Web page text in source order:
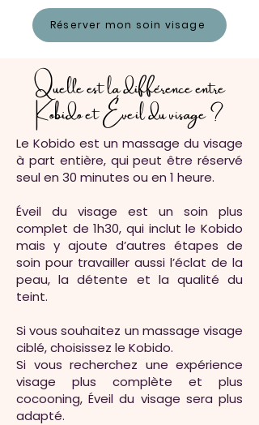
Réserver mon soin visage
Quelle est la différence entre
Kobido et Éveil du visage ?
Le Kobido est un massage du visage
à part entière, qui peut être réservé
seul en 30 minutes ou en 1 heure.
Éveil du visage est un soin plus
complet de 1h30, qui inclut le Kobido
mais y ajoute d’autres étapes de
soin pour travailler aussi l’éclat de la
peau, la détente et la qualité du
teint.
Si vous souhaitez un massage visage
ciblé, choisissez le Kobido.
Si vous recherchez une expérience
visage plus complète et plus
cocooning, Éveil du visage sera plus
adapté.